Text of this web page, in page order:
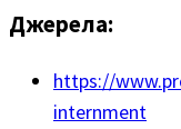
Джерела:
https://
internment